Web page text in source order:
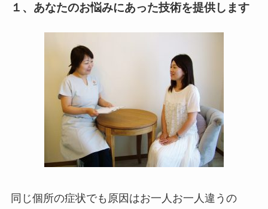
１、あなたのお悩みにあった技術を提供します
同じ個所の症状でも原因はお一人お一人違うの